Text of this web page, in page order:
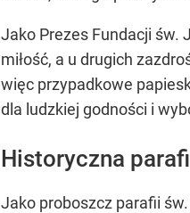
Jako Prezes Fundacji św.
miłość, a u drugich
więc przypadkowe
dla ludzkiej godności i
Historyczna
Jako proboszcz parafii